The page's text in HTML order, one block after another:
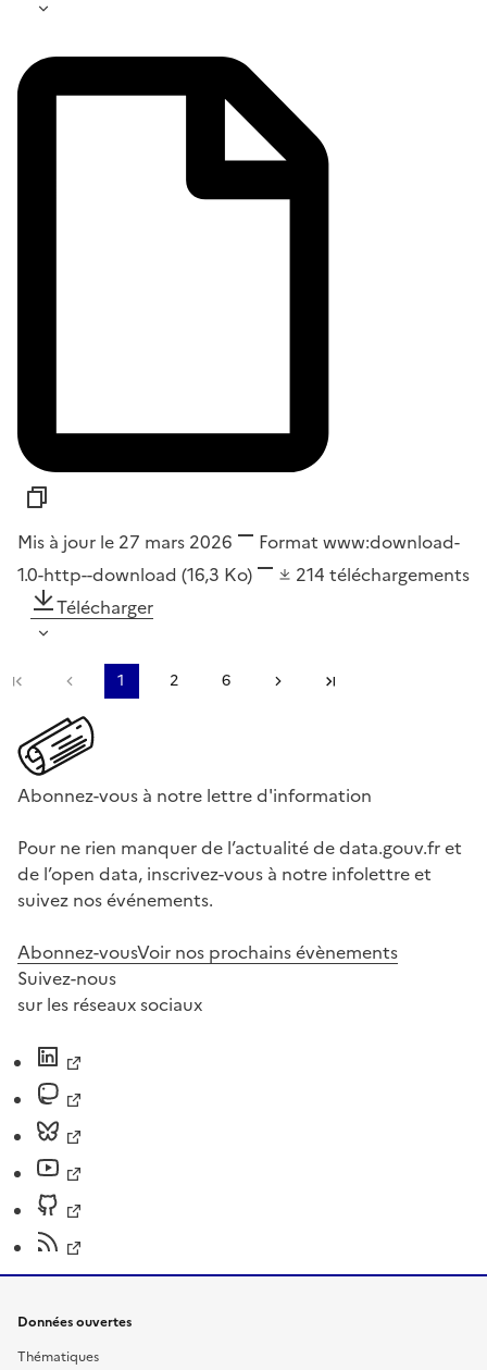
Mis à jour le 27 mars 2026 Format www:download-
1.0-http--download (16,3 Ko) 214 téléchargements
Télécharger
Première pagePage précédente
1 2 6 Page suivante
Abonnez-vous à notre lettre d'information
Pour ne rien manquer de l’actualité de data.gouv.fr et
de l’open data, inscrivez-vous à notre infolettre et
suivez nos événements.
Abonnez-vousVoir nos prochains évènements
Suivez-nous
sur les réseaux sociaux
Données ouvertes
Thématiques